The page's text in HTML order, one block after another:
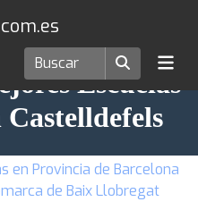
Escuelas
en Provincia de Barcelona
de Baix Llobregat